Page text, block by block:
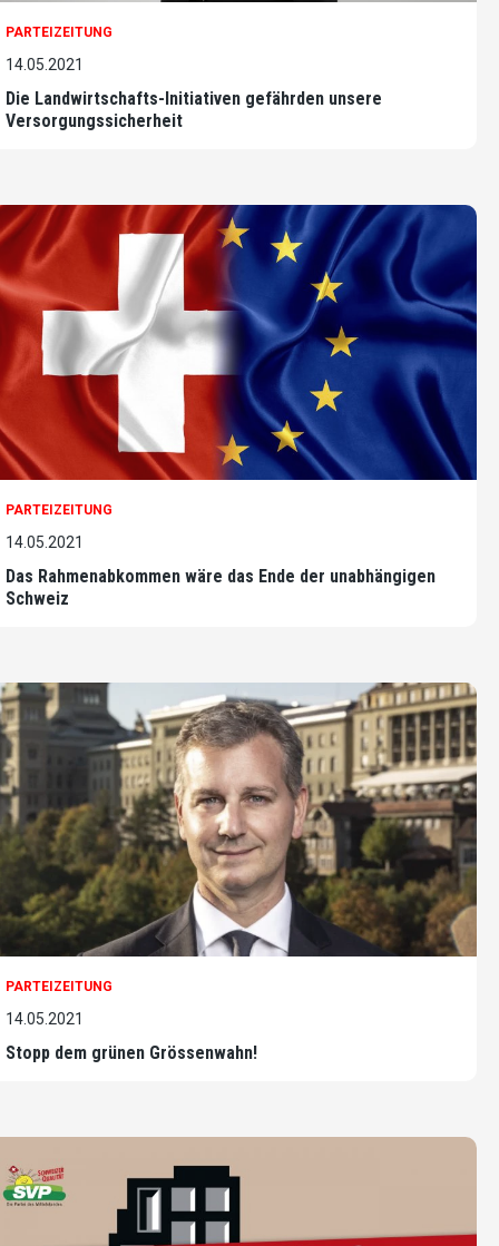
PARTEIZEITUNG
14.05.2021
Die Landwirtschafts-Initiativen gefährden unsere
Versorgungssicherheit
PARTEIZEITUNG
14.05.2021
Das Rahmenabkommen wäre das Ende der unabhängigen
Schweiz
PARTEIZEITUNG
14.05.2021
Stopp dem grünen Grössenwahn!